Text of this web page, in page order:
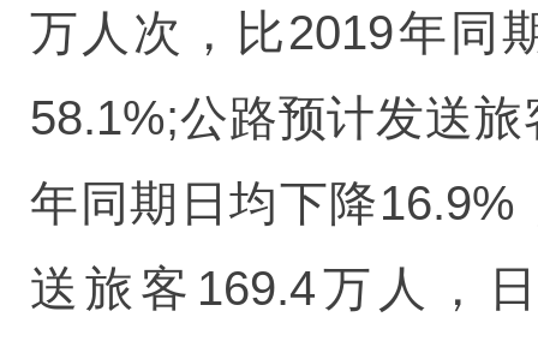
万人次，比2019年同
58.1%;公路预计发送
年同期日均下降16.9%
送旅客169.4万人，